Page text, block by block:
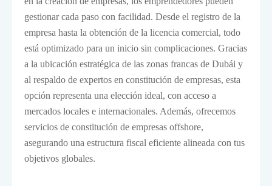
gestionar cada paso con facilidad. Desde el registro de la
empresa hasta la obtención de la licencia comercial, todo
está optimizado para un inicio sin complicaciones. Gracias
a la ubicación estratégica de las zonas francas de Dubái y
al respaldo de expertos en constitución de empresas, esta
opción representa una elección ideal, con acceso a
mercados locales e internacionales. Además, ofrecemos
servicios de constitución de empresas offshore,
asegurando una estructura fiscal eficiente alineada con tus
objetivos globales.